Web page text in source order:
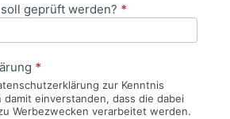
geprüft werden? *
*
zur Kenntnis
damit einverstanden, dass die dabei
Werbezwecken verarbeitet werden.